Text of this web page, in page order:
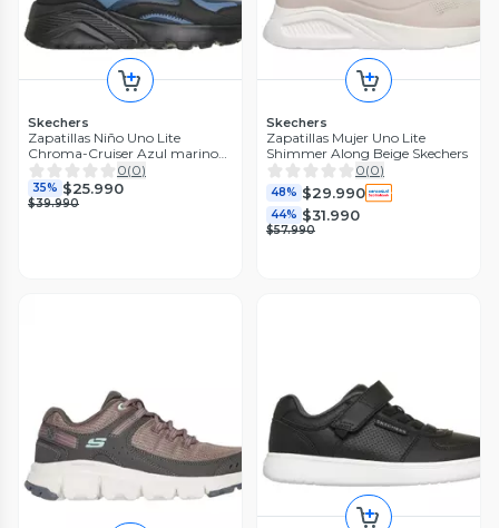
Skechers
Zapatillas Niño Uno Lite
Chroma-Cruiser Azul marino
Skechers
0(0)
35% $25.990
$39.990
Skechers
Zapatillas Mujer Uno Lite
Shimmer Along Beige Skechers
0(0)
48% $29.990
44% $31.990
$57.990